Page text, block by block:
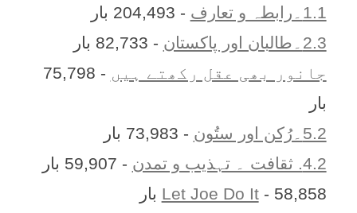
1.1۔رابطہ و تعارف
- 204,493 بار
2.3۔طالبان اور پاکستان
- 82,733 بار
جانور بھی عقل رکھتے ہیں
- 75,798
بار
5.2۔رُکن اور ستُون
- 73,983 بار
4.2. ثقافت ۔ تہذیب و تمدن
- 59,907 بار
Let Joe Do It- 58,858 بار